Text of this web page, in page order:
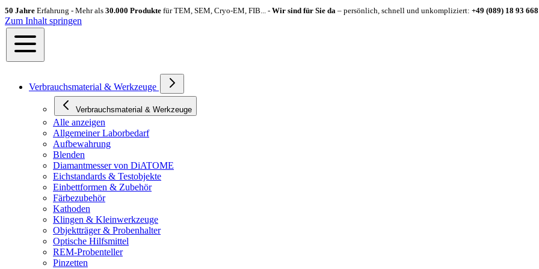
50 Jahre Erfahrung - Mehr als 30.000 Produkte für TEM, SEM, Cryo-EM, FIB... - Wir sind für Sie da – persönlich, schnell und unkompliziert: +49 (089) 18 93
Zum Inhalt springen
Verbrauchsmaterial & Werkzeuge
Verbrauchsmaterial & Werkzeuge
Alle anzeigen
Allgemeiner Laborbedarf
Aufbewahrung
Blenden
Diamantmesser von DiATOME
Eichstandards & Testobjekte
Einbettformen & Zubehör
Färbezubehör
Kathoden
Klingen & Kleinwerkzeuge
Objektträger & Probenhalter
Optische Hilfsmittel
REM-Probenteller
Pinzetten